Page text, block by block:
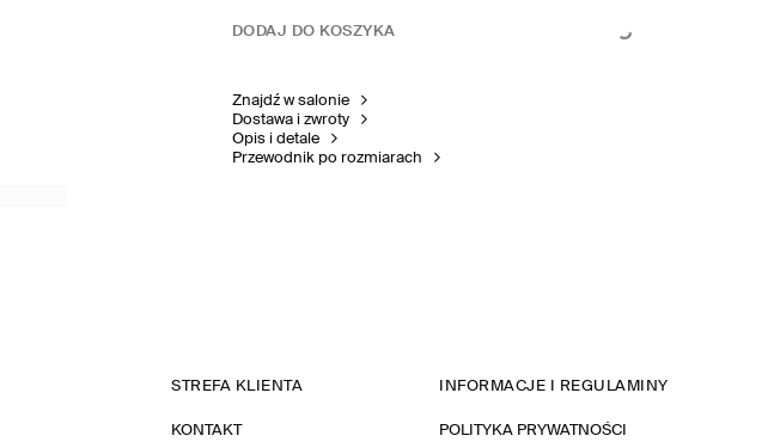
DODAJ DO KOSZYKA
Znajdź w salonie
Dostawa i zwroty
Opis i detale
Przewodnik po rozmiarach
STREFA KLIENTA
KONTAKT
INFORMACJE I REGULAMINY
POLITYKA PRYWATNOŚCI